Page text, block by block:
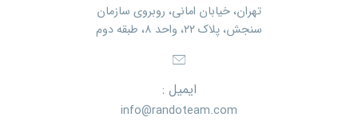
تهران، خیابان امانی، روبروی سازمان
سنجش، پلاک ۲۲، واحد ۸، طبقه دوم
ایمیل :
info@randoteam.com